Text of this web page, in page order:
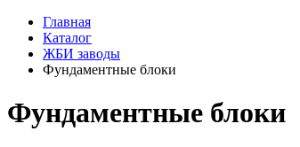
Главная
Каталог
ЖБИ заводы
Фундаментные блоки
Фундаментные блоки